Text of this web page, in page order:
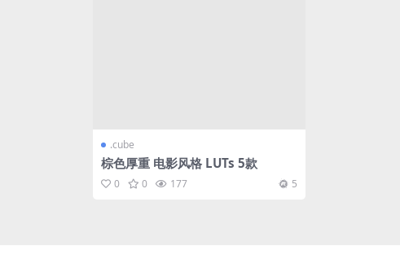
.cube
棕色厚重 电影风格 LUTs 5款
0 0 177 5